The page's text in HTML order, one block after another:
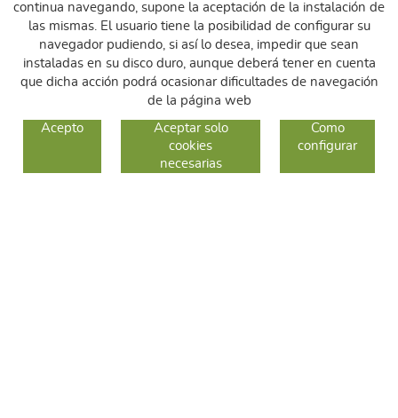
CAMBIOS Y DEVOLUCIONES
continua navegando, supone la aceptación de la instalación de
las mismas. El usuario tiene la posibilidad de configurar su
navegador pudiendo, si así lo desea, impedir que sean
instaladas en su disco duro, aunque deberá tener en cuenta
que dicha acción podrá ocasionar dificultades de navegación
de la página web
Acepto
Aceptar solo
cookies
necesarias
Como
configurar